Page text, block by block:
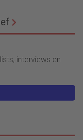
interviews en